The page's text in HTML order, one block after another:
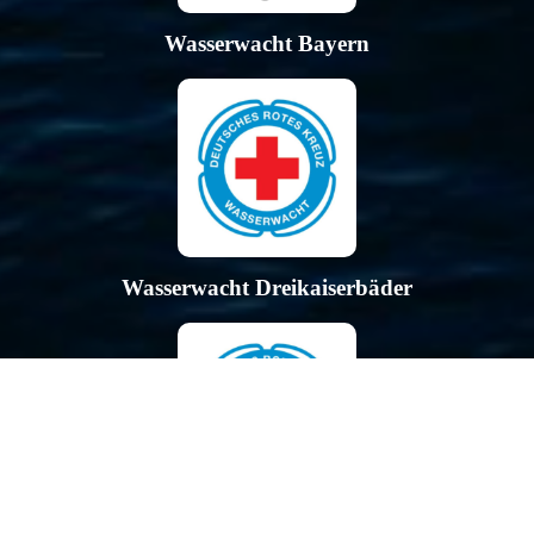
Wasserwacht Bayern
Wasserwacht Dreikaiserbäder